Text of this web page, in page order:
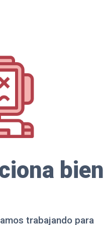
bien
trabajando para